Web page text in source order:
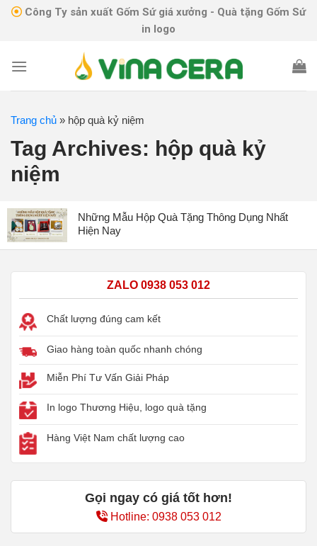
Skip Công Ty sản xuất Gốm Sứ giá xưởng - Quà tặng Gốm Sứ
in logo
Trang chủ » hộp quà kỷ niệm
Tag Archives: hộp quà kỷ
niệm
Những Mẫu Hộp Quà Tặng Thông Dụng Nhất
Hiện Nay
ZALO 0938 053 012
Chất lượng đúng cam kết
Giao hàng toàn quốc nhanh chóng
Miễn Phí Tư Vấn Giải Pháp
In logo Thương Hiệu, logo quà tặng
Hàng Việt Nam chất lượng cao
Gọi ngay có giá tốt hơn!
Hotline: 0938 053 012